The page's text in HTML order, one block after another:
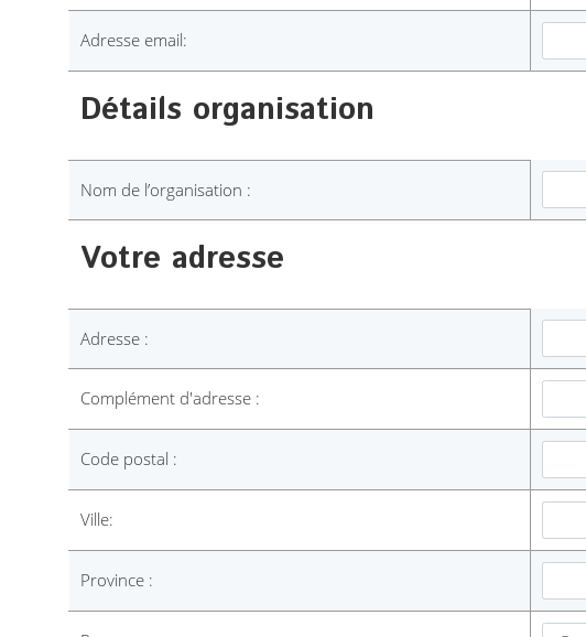
Adresse email:
Détails organisation
Nom de l’organisation :
Votre adresse
Adresse :
Complément d'adresse :
Code postal :
Ville:
Province :